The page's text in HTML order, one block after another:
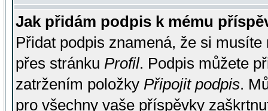
Jak přidám podpis k mému
Přidat podpis znamená, že si
přes stránku Profil. Podpis můžete
zatržením položky Připojit podpis.
pro všechny vaše příspěvky